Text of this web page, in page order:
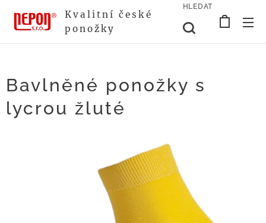
Kvalitní české
ponožky
HLEDAT
Bavlněné ponožky s
lycrou žluté